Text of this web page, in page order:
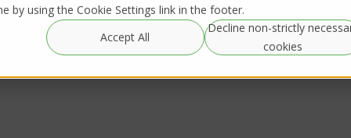
by using the Cookie Settings link in the footer.
Accept All
Decline non-strictly
cookies
Resources IRL Streaming Alquileres globales